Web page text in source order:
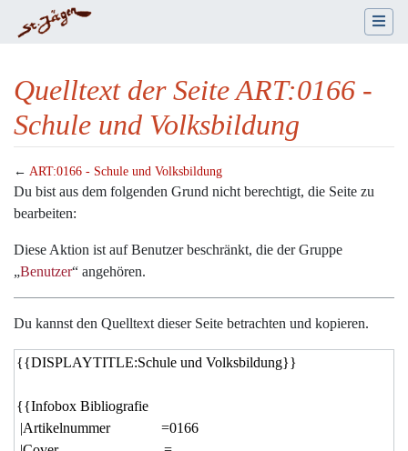
Quelltext der Seite ART:0166 -
Schule und Volksbildung
← ART:0166 - Schule und Volksbildung
Wechseln zu:Navigation,Suche
Du bist aus dem folgenden Grund nicht berechtigt, die Seite zu
bearbeiten:
Diese Aktion ist auf Benutzer beschränkt, die der Gruppe
„Benutzer“ angehören.
Du kannst den Quelltext dieser Seite betrachten und kopieren.